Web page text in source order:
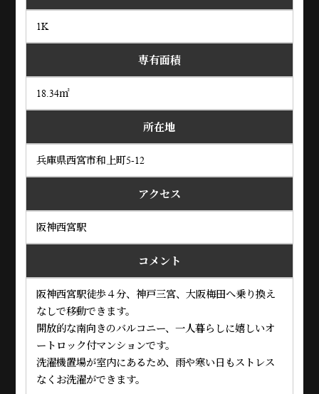
1K
専有面積
18.34㎡
所在地
兵庫県西宮市和上町5-12
アクセス
阪神西宮駅
コメント
阪神西宮駅徒歩４分、神戸三宮、大阪梅田へ乗り換え
なしで移動できます。
開放的な南向きのバルコニー、一人暮らしに嬉しいオ
ートロック付マンションです。
洗濯機置場が室内にあるため、雨や寒い日もストレス
なくお洗濯ができます。